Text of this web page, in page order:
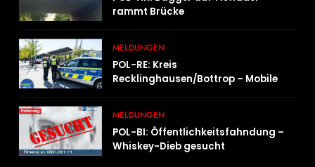
rammt Brücke
MELDUNGEN
POL-RE: Kreis
Recklinghausen/Bottrop – Mobile
MELDUNGEN
POL-BI: Öffentlichkeitsfahndung –
Whiskey-Dieb gesucht